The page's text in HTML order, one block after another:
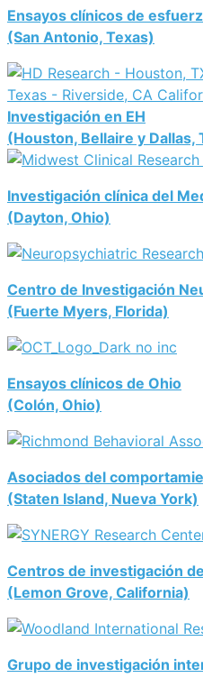
Ensayos clínicos de
(San Antonio, Texas)
Investigación en EH
(Houston, Bellaire y Dallas,
Investigación clínica del
(Dayton, Ohio)
Centro de Investigación
(Fuerte Myers, Florida)
Ensayos clínicos de Ohio
(Colón, Ohio)
Asociados del
(Staten Island, Nueva York)
Centros de investigación
(Lemon Grove, California)
Grupo de investigación